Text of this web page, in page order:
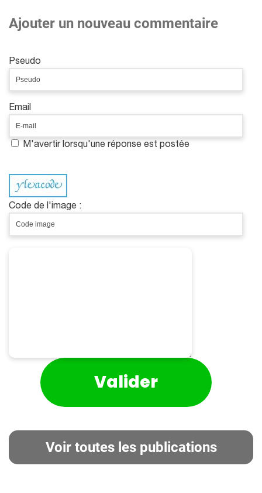
Ajouter un nouveau commentaire
Pseudo
Email
M'avertir lorsqu'une réponse est postée
Code de l'image :
Voir toutes les publications